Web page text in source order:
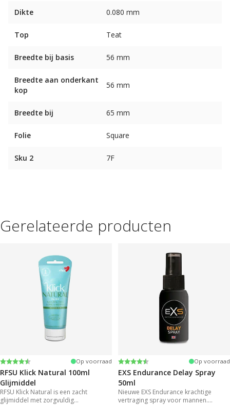
Dikte
0.080 mm
Top Teat
Breedte bij basis 56 mm
Breedte aan onderkant
kop
56 mm
Breedte bij 65 mm
Folie Square
Sku 2 7F
Gerelateerde producten
Beoordeling:
4.4 uit 5 sterren Op voorraad
RFSU Klick Natural 100ml
Glijmiddel
RFSU Klick Natural is een zacht
glijmiddel met zorgvuldig
Beoordeling:
4.2 uit 5 sterren Op voorraad
EXS Endurance Delay Spray
50ml
Nieuwe EXS Endurance krachtige
vertraging spray voor mannen.